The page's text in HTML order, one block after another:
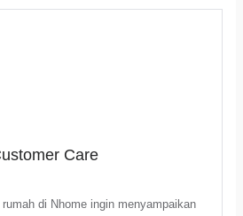
Care
di Nhome ingin menyampaikan